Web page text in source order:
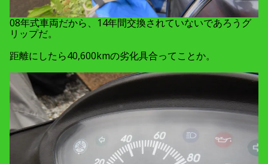
08年式車両だから、14年間交換されていないであろうグ
リップだ。
距離にしたら40,600kmの劣化具合ってことか。